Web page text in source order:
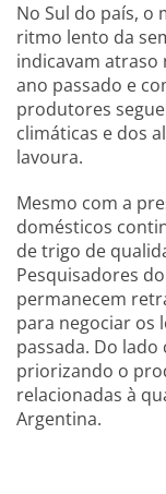
No Sul do país, o
ritmo lento da
indicavam atraso
ano passado e
produtores
climáticas e dos
lavoura.
Mesmo com a
domésticos
de trigo de
Pesquisadores
permanecem
para negociar os
passada. Do
priorizando o
relacionadas à
Argentina.